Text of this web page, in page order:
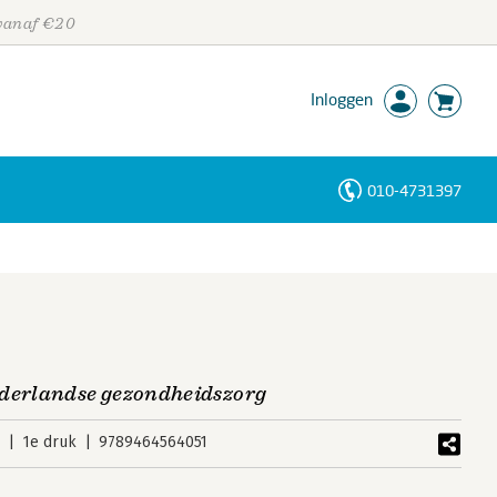
€20
Inloggen
010-4731397
gezondheidszorg
1e druk 9789464564051
Personen